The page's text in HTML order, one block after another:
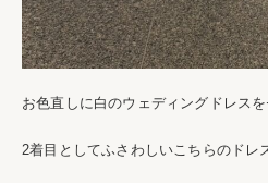
お色直しに白のウェディングドレス
2着目としてふさわしいこちらのドレ